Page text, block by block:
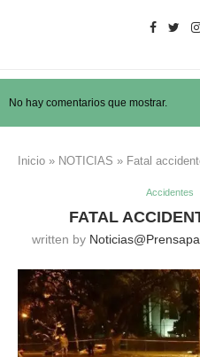
No hay comentarios que mostrar.
Inicio » NOTICIAS » Fatal
Accidentes
FATAL
written by